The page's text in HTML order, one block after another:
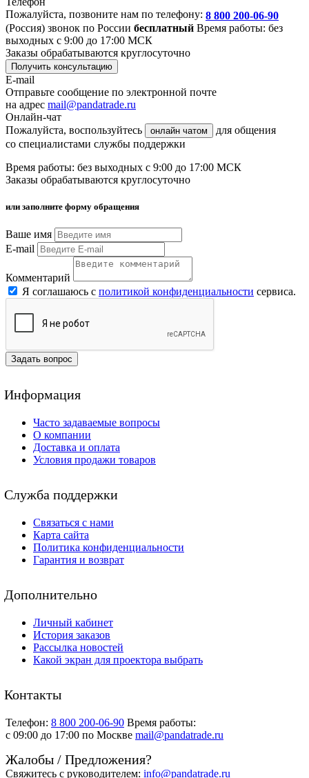
Пожалуйста, позвоните нам по телефону: 8 800 200-06-90
(Россия) звонок по России бесплатный Время работы: без
выходных с 9:00 до 17:00 МСК
Заказы обрабатываются круглосуточно
Получить консультацию
E-mail
Отправьте сообщение по электронной почте
на адрес mail@pandatrade.ru
Онлайн-чат
Пожалуйста, воспользуйтесь
онлайн чатом
для общения
со специалистами службы поддержки
Время работы: без выходных с 9:00 до 17:00 МСК
Заказы обрабатываются круглосуточно
или заполните форму обращения
Ваше имя
E-mail
Комментарий
Я соглашаюсь с политикой конфиденциальности сервиса.
Задать вопрос
Информация
Часто задаваемые вопросы
О компании
Доставка и оплата
Условия продажи товаров
Служба поддержки
Связаться с нами
Карта сайта
Политика конфиденциальности
Гарантия и возврат
Дополнительно
Личный кабинет
История заказов
Рассылка новостей
Какой экран для проектора выбрать
Контакты
Телефон: 8 800 200-06-90 Время работы:
c 09:00 до 17:00 по Москве mail@pandatrade.ru
Жалобы / Предложения?
Свяжитесь с руководителем: info@pandatrade.ru